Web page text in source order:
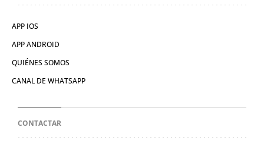
APP IOS
APP ANDROID
QUIÉNES SOMOS
CANAL DE WHATSAPP
CONTACTAR